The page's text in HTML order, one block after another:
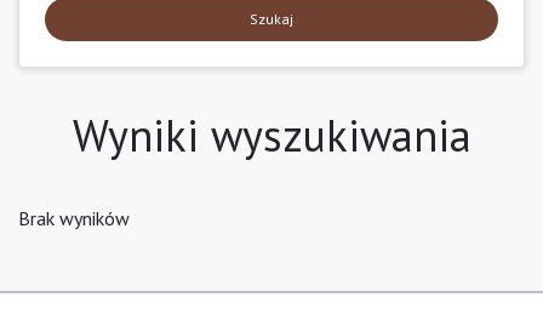
Szukaj
Wyniki wyszukiwania
Brak wyników